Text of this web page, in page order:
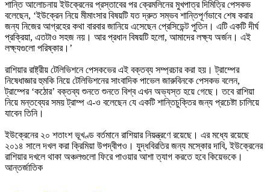
শান্তি আলোচনায় ইউক্রেনের প্রস্তাবের পর ক্রেমলিনের মুখপাত্র দিমিত্রি পেসকভ
বলেছেন, ‘ইউক্রেন নিয়ে মীমাংসার বিষয়টি যত দ্রুত সম্ভব শান্তিপূর্ণভাবে শেষ করার
জন্য নিজের আগ্রহের কথা বারবার জানিয়ে এসেছেন প্রেসিডেন্ট পুতিন। এটি একটি দীর্ঘ
প্রক্রিয়া, এতটাও সহজ নয়। আর প্রধান বিষয়টি হলো, আমাদের লক্ষ্য অর্জন। এই
লক্ষ্যগুলো পরিষ্কার।’
রাশিয়ার রাষ্ট্রীয় টেলিভিশনে পেসকভের এই বক্তব্য সম্প্রচার করা হয়। ট্রাম্পের
নিষেধাজ্ঞার হুমকি নিয়ে টেলিভিশনের সাংবাদিক পাভেল জারুবিনকে পেসকভ বলেন,
ট্রাম্পের ‘কঠোর’ বক্তব্য শুনতে শুনতে বিশ্ব এখন অভ্যস্ত হয়ে গেছে। তবে রাশিয়া
নিয়ে মন্তব্যের সময় ট্রাম্প এ-ও বলেছেন যে একটি শান্তিচুক্তির জন্য প্রচেষ্টা চালিয়ে
যাবেন তিনি।
ইউক্রেনের ২০ শতাংশ ভূখণ্ড বর্তমানে রাশিয়ার নিয়ন্ত্রণে রয়েছে। এর মধ্যে রয়েছে
২০১৪ সালে দখল করা ক্রিমিয়া উপদ্বীপও। যুদ্ধবিরতির জন্য মস্কোর দাবি, ইউক্রেনের
আন্তর্জাতিক